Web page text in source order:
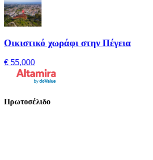
Οικιστικό χωράφι στην Πέγεια
€ 55,000
Πρωτοσέλιδο